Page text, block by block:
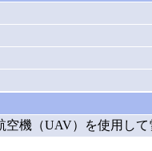
機（UAV）を使用し